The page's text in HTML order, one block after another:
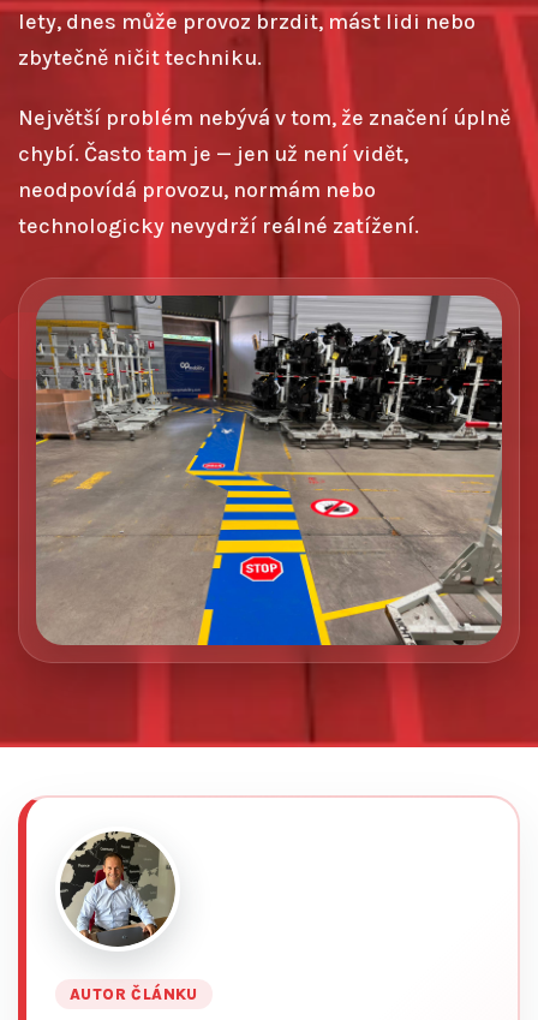
lety, dnes může provoz brzdit, mást lidi nebo
zbytečně ničit techniku.
Největší problém nebývá v tom, že značení úplně
chybí. Často tam je — jen už není vidět,
neodpovídá provozu, normám nebo
technologicky nevydrží reálné zatížení.
AUTOR ČLÁNKU